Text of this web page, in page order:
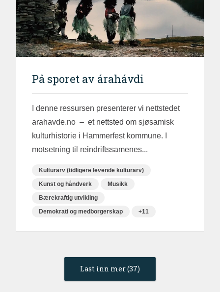
På sporet av árahávdi
I denne ressursen presenterer vi nettstedet
arahavde.no – et nettsted om sjøsamisk
kulturhistorie i Hammerfest kommune. I
motsetning til reindriftssamenes...
Kulturarv (tidligere levende kulturarv)
Kunst og håndverk
Musikk
Bærekraftig utvikling
Demokrati og medborgerskap
+11
Last inn mer (37)